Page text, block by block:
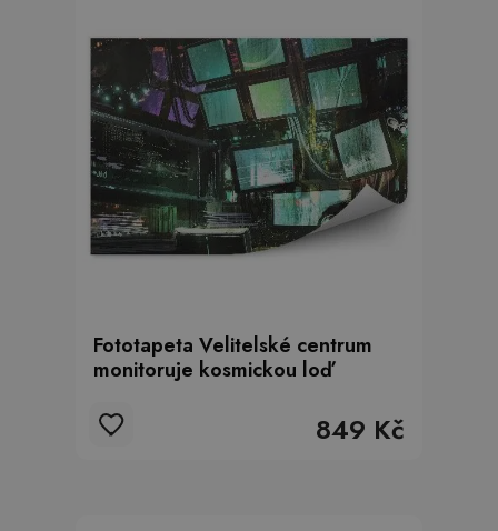
Fototapeta Velitelské centrum
monitoruje kosmickou loď
849 Kč